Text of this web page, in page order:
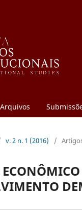
Arquivos
v. 2 n. 1 (2016) /